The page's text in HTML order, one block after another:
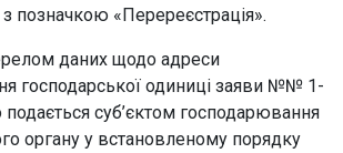
«Перереєстрація».
даних щодо адреси
господарської одиниці заяви №№ 1-
суб’єктом господарювання
органу у встановленому порядку